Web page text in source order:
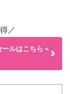
／
ルはこちら＜